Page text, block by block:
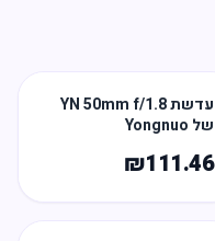
עדשת YN 50mm f/1.8
של Yongnuo
₪111.46